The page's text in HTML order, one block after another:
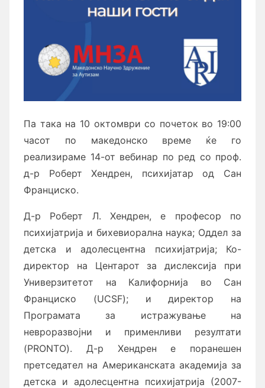
Па така на 10 октомври со почеток во 19:00
часот по македонско време ќе го
реализираме 14-от вебинар по ред со проф.
д-р Роберт Хендрен, психијатар од Сан
Франциско.
Д-р Роберт Л. Хендрен, е професор по
психијатрија и бихевиорална наука; Оддел за
детска и адолесцентна психијатрија; Ко-
директор на Центарот за дислексија при
Универзитетот на Калифорнија во Сан
Франциско (UCSF); и директор на
Програмата за истражување на
невроразвојни и применливи резултати
(PRONTO). Д-р Хендрен е поранешен
претседател на Американската академија за
детска и адолесцентна психијатрија (2007-